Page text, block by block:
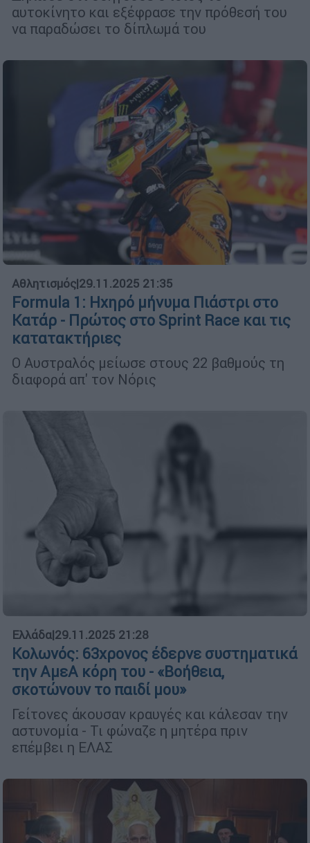
αυτοκίνητο και εξέφρασε την πρόθεσή του
να παραδώσει το δίπλωμά του
Αθλητισμός|29.11.2025 21:35
Formula 1: Ηχηρό μήνυμα Πιάστρι στο
Κατάρ - Πρώτος στο Sprint Race και τις
κατατακτήριες
Ο Αυστραλός μείωσε στους 22 βαθμούς τη
διαφορά απ' τον Νόρις
Ελλάδα|29.11.2025 21:28
Κολωνός: 63χρονος έδερνε συστηματικά
την ΑμεΑ κόρη του - «Βοήθεια,
σκοτώνουν το παιδί μου»
Γείτονες άκουσαν κραυγές και κάλεσαν την
αστυνομία - Τι φώναζε η μητέρα πριν
επέμβει η ΕΛΑΣ